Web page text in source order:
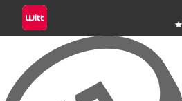
Přeskočit na hlavní obsah